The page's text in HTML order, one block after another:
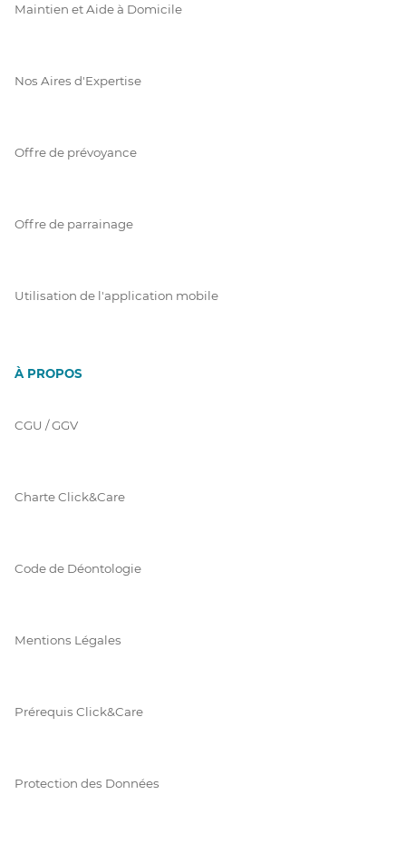
Maintien et Aide à Domicile
Nos Aires d'Expertise
Offre de prévoyance
Offre de parrainage
Utilisation de l'application mobile
À PROPOS
CGU / GGV
Charte Click&Care
Code de Déontologie
Mentions Légales
Prérequis Click&Care
Protection des Données